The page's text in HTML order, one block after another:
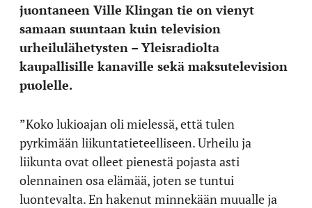
juontaneen Ville Klingan tie on vienyt
samaan suuntaan kuin television
urheilulähetysten – Yleisradiolta
kaupallisille kanaville sekä maksutelevision
puolelle.
”Koko lukioajan oli mielessä, että tulen
pyrkimään liikuntatieteelliseen. Urheilu ja
liikunta ovat olleet pienestä pojasta asti
olennainen osa elämää, joten se tuntui
luontevalta. En hakenut minnekään muualle ja